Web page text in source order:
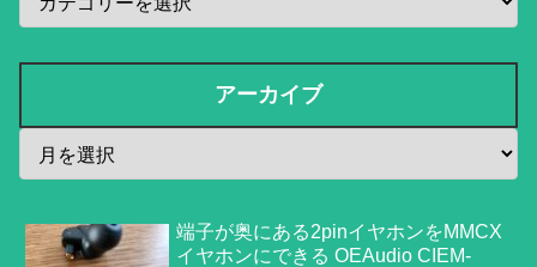
アーカイブ
端子が奥にある2pinイヤホンをMMCX
イヤホンにできる OEAudio CIEM-